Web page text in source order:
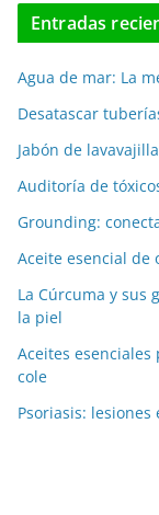
Entradas
Agua de mar: La
Desatascar
Jabón de
Auditoría de
Grounding:
Aceite esencial
La Cúrcuma y sus
la piel
Aceites
cole
Psoriasis: lesiones